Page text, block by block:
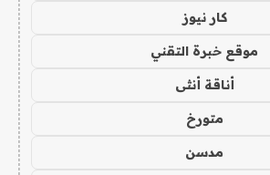
كار نيوز
موقع خبرة التقني
أناقة أنثى
متورخ
مدسن